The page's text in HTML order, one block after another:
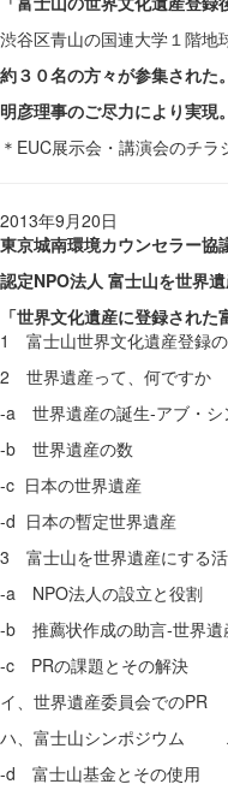
渋谷区青山の国連大学１階地
約３０名の方々が参集された
明彦理事のご尽力により実現。
＊EUC展示会・講演会のチラ
2013年9月20日
東京城南環境カウンセラー協
認定NPO法人 富士山を世界
「世界文化遺産に登録され
1 富士山世界文化遺産登録
2 世界遺産って、何ですか
-a 世界遺産の誕生‐アブ・シ
-b 世界遺産の数
-c 日本の世界遺産
-d 日本の暫定世界遺産
3 富士山を世界遺産にする
-a NPO法人の設立と役割
-b 推薦状作成の助言‐世界遺
-c PRの課題とその解決
イ、世界遺産委員会での
ハ、富士山シンポジウム
-d 富士山基金とその使用